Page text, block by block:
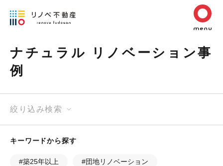
ナチュラル リノベーション事
例
絞り込み検索
キーワードから探す
#築25年以上 #団地リノベーション